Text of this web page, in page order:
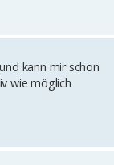
kann mir schon
wie möglich